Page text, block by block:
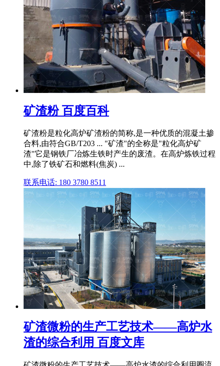
矿渣粉 百度百科
矿渣粉是粒化高炉矿渣粉的简称,是一种优质的混凝土掺
合料,由符合GB/T203 ... "矿渣"的全称是"粒化高炉矿
渣"它是钢铁厂冶炼生铁时产生的废渣。在高炉炼铁过程
中,除了铁矿石和燃料(焦炭) ...
联系电话: 180 3780 8511
矿渣微粉的生产工艺技术——高炉水
渣的综合利用 百度文库